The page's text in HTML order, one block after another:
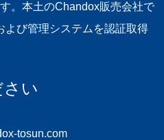
。本土のChandox販売会社で
よび管理システムを認証取得
い
tosun.com